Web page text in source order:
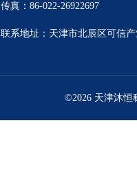
传真：86-022-26922697
联系地址：天津市北辰区可信
©2026 天津沐恒